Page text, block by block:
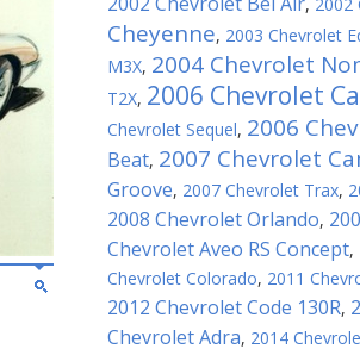
Cheyenne, 2003 Chevrolet
M3X, 2004 Chevrolet
T2X, 2006 Chevrolet
Chevrolet Sequel, 2006
Beat, 2007 Chevrolet
Groove, 2007 Chevrolet Trax,
2008 Chevrolet Orlando,
Chevrolet Aveo RS Concept,
Chevrolet Colorado, 2011
2012 Chevrolet Code 130R,
Chevrolet Adra, 2014